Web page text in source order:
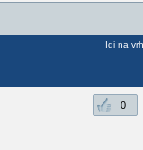
Idi na vrh
0